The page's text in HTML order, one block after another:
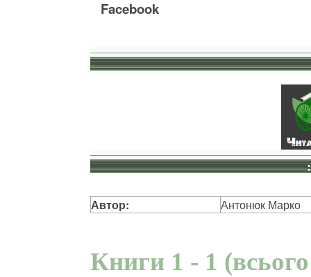
Facebook
Автор: Антонюк Марко
Книги 1 - 1